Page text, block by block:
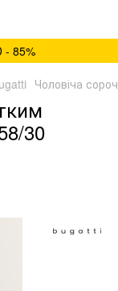
85%
Чоловіча
30